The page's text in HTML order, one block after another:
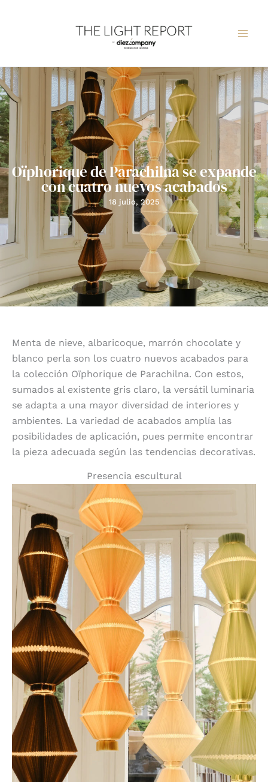
Oïphorique de Parachilna se expande
con cuatro nuevos acabados
18 julio, 2025
Menta de nieve, albaricoque, marrón chocolate y
blanco perla son los cuatro nuevos acabados para
la colección Oïphorique de Parachilna. Con estos,
sumados al existente gris claro, la versátil luminaria
se adapta a una mayor diversidad de interiores y
ambientes. La variedad de acabados amplía las
posibilidades de aplicación, pues permite encontrar
la pieza adecuada según las tendencias decorativas.
Presencia escultural